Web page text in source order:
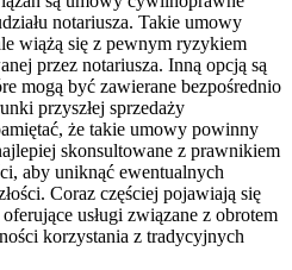
notariusza. Takie umowy
wiążą się z pewnym ryzykiem
przez notariusza. Inną opcją są
mogą być zawierane bezpośrednio
przyszłej sprzedaży
że takie umowy powinny
skonsultowane z prawnikiem
aby uniknąć ewentualnych
Coraz częściej pojawiają się
usługi związane z obrotem
korzystania z tradycyjnych